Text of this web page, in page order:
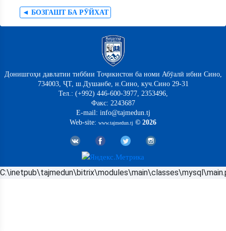
◄ БОЗГАШТ БА РӮЙХАТ
Донишгоҳи давлатии тиббии Тоҷикистон ба номи Абӯалӣ ибни Сино,
734003, ҶТ, ш.Душанбе, н.Сино, куч.Сино 29-31
Тел.: (+992) 446-600-3977, 2353496,
Факс: 2243687
E-mail: info@tajmedun.tj
Web-site: www.tajmedun.tj © 2026